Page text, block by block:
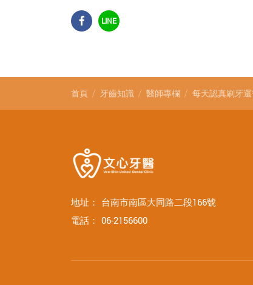
LINE
首頁 牙齒知識 醫師專欄 每天認真刷牙
地址： 台南市南區大同路二段166號
電話： 06-2156600